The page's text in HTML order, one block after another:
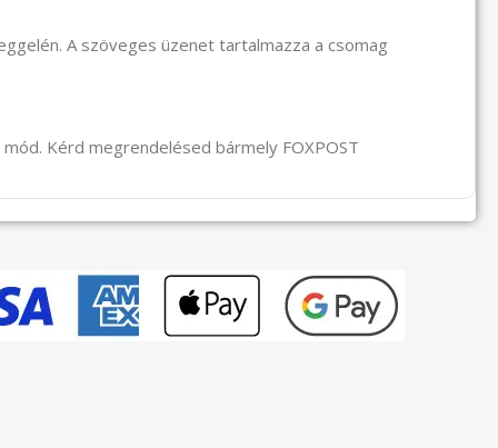
A szöveges üzenet tartalmazza a csomag
Kérd megrendelésed bármely FOXPOST